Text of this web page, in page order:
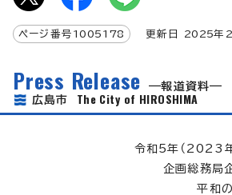
ページ番号 1005178 更新日 2025年2
Press Release
報道資料
広島市 The City of HIROSHIMA
令和5年（2023年
企画総務局
平和